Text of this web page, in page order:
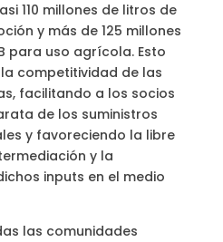
110 millones de litros de
y más de 125 millones
para uso agrícola. Esto
competitividad de las
facilitando a los socios
de los suministros
y favoreciendo la libre
y la
inputs en el medio
las comunidades